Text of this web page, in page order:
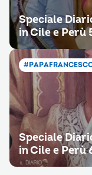
Speciale
in Cile e Perù
Speciale
in Cile e Perù